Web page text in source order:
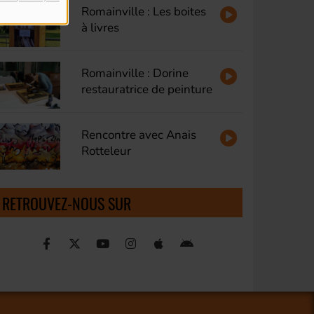
Romainville : Les boites
à livres
Romainville : Dorine
restauratrice de peinture
Rencontre avec Anais
Rotteleur
RETROUVEZ-NOUS SUR